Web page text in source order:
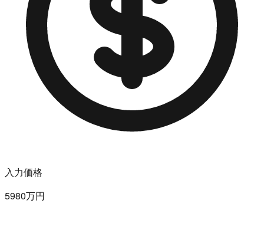
入力価格
5980万円